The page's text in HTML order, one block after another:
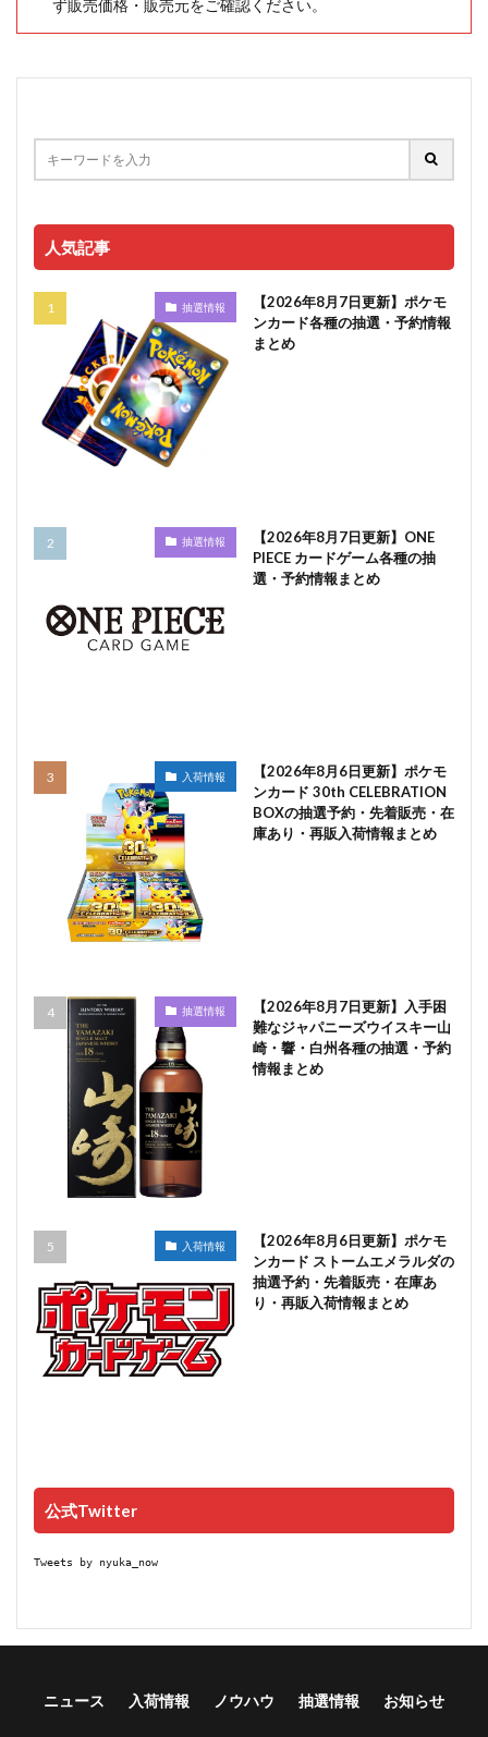
ず販売価格・販売元をご確認ください。
人気記事
抽選情報
【2026年8月7日更新】ポケモ
ンカード各種の抽選・予約情報
まとめ
抽選情報
【2026年8月7日更新】ONE
PIECE カードゲーム各種の抽
選・予約情報まとめ
入荷情報
【2026年8月6日更新】ポケモ
ンカード 30th CELEBRATION
BOXの抽選予約・先着販売・在
庫あり・再販入荷情報まとめ
抽選情報
【2026年8月7日更新】入手困
難なジャパニーズウイスキー山
崎・響・白州各種の抽選・予約
情報まとめ
入荷情報
【2026年8月6日更新】ポケモ
ンカード ストームエメラルダの
抽選予約・先着販売・在庫あ
り・再販入荷情報まとめ
公式Twitter
Tweets by nyuka_now
ニュース 入荷情報 ノウハウ 抽選情報 お知らせ